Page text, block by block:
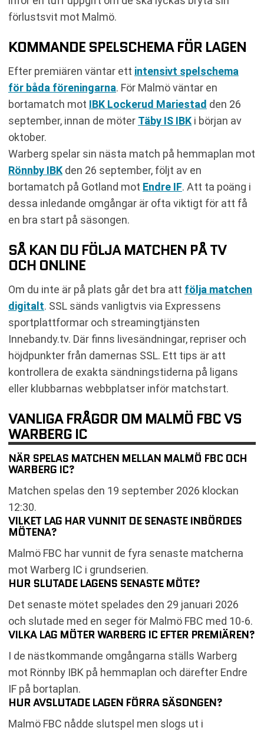
förlustsvit mot Malmö.
KOMMANDE SPELSCHEMA FÖR LAGEN
Efter premiären väntar ett intensivt spelschema
för båda föreningarna. För Malmö väntar en
bortamatch mot IBK Lockerud Mariestad den 26
september, innan de möter Täby IS IBK i början av
oktober.
Warberg spelar sin nästa match på hemmaplan mot
Rönnby IBK den 26 september, följt av en
bortamatch på Gotland mot Endre IF. Att ta poäng i
dessa inledande omgångar är ofta viktigt för att få
en bra start på säsongen.
SÅ KAN DU FÖLJA MATCHEN PÅ TV
OCH ONLINE
Om du inte är på plats går det bra att följa matchen
digitalt. SSL sänds vanligtvis via Expressens
sportplattformar och streamingtjänsten
Innebandy.tv. Där finns livesändningar, repriser och
höjdpunkter från damernas SSL. Ett tips är att
kontrollera de exakta sändningstiderna på ligans
eller klubbarnas webbplatser inför matchstart.
VANLIGA FRÅGOR OM MALMÖ FBC VS
WARBERG IC
NÄR SPELAS MATCHEN MELLAN MALMÖ FBC OCH
WARBERG IC?
Matchen spelas den 19 september 2026 klockan
12:30.
VILKET LAG HAR VUNNIT DE SENASTE INBÖRDES
MÖTENA?
Malmö FBC har vunnit de fyra senaste matcherna
mot Warberg IC i grundserien.
HUR SLUTADE LAGENS SENASTE MÖTE?
Det senaste mötet spelades den 29 januari 2026
och slutade med en seger för Malmö FBC med 10-6.
VILKA LAG MÖTER WARBERG IC EFTER PREMIÄREN?
I de nästkommande omgångarna ställs Warberg
mot Rönnby IBK på hemmaplan och därefter Endre
IF på bortaplan.
HUR AVSLUTADE LAGEN FÖRRA SÄSONGEN?
Malmö FBC nådde slutspel men slogs ut i